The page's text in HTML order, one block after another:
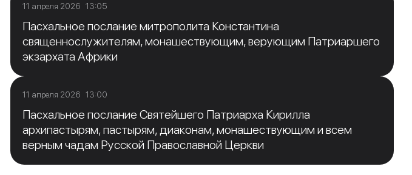
11 апреля 2026 13:05
Пасхальное послание митрополита Константина
священнослужителям, монашествующим, верующим Патриаршего
экзархата Африки
11 апреля 2026 13:00
Пасхальное послание Святейшего Патриарха Кирилла
архипастырям, пастырям, диаконам, монашествующим и всем
верным чадам Русской Православной Церкви